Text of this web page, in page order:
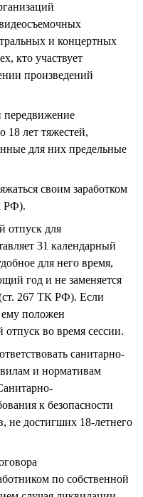
и концертных
кто участвует
произведений
передвижение
18 лет тяжестей,
для них предельные
своим заработком
РФ).
отпуск для
31 календарный
для него время,
год и не заменяется
267 ТК РФ). Если
ему положен
во время сессии.
санитарно-
и нормативам
к безопасности
не достигших 18-летнего
по собственной